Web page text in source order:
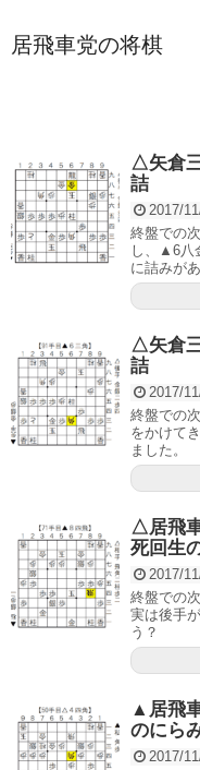
居飛車党の将棋
△矢倉
詰
2017/
終盤での
し、▲6八
に詰みが
△矢倉
詰
2017/
終盤での
をかけて
ました。
△居飛
死回生
2017/
終盤での
実は後手
う？
▲居飛
のにら
2017/